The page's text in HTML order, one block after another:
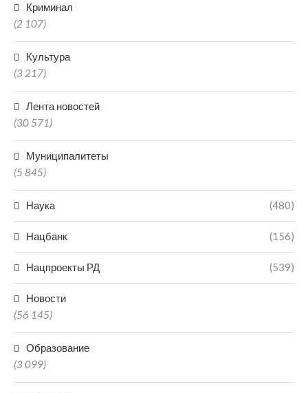
Криминал
(2 107)
Культура
(3 217)
Лента новостей
(30 571)
Муниципалитеты
(5 845)
Наука (480)
Нацбанк (156)
Нацпроекты РД (539)
Новости
(56 145)
Образование
(3 099)